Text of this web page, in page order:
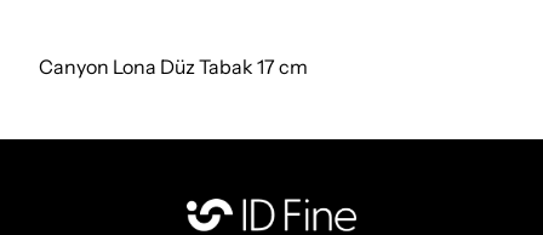
Canyon Lona Düz Tabak 17 cm